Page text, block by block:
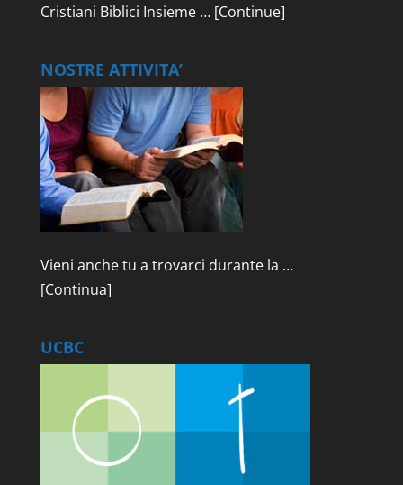
Cristiani Biblici Insieme … [Continue]
NOSTRE ATTIVITA’
Vieni anche tu a trovarci durante la …
[Continua]
UCBC